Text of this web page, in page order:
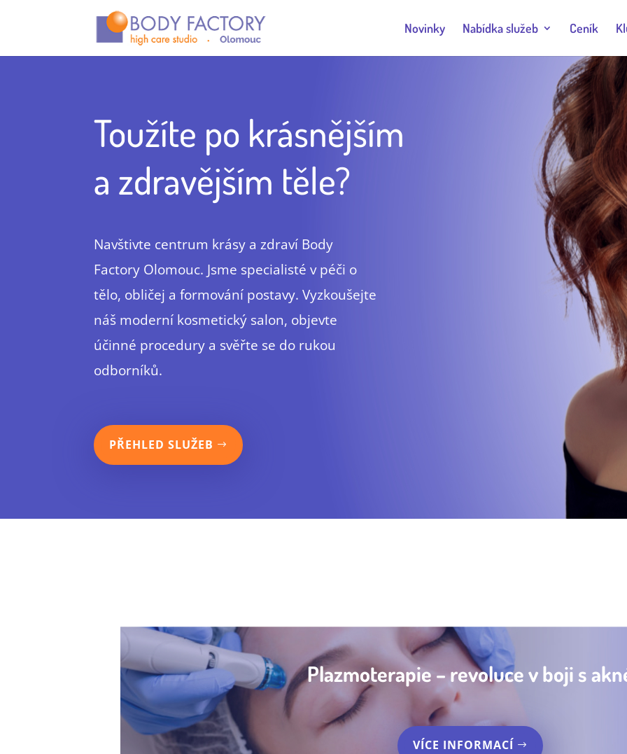
Novinky Nabídka služeb Ceník
Toužíte po krásnějším
a zdravějším těle?
Navštivte centrum krásy a zdraví Body
Factory Olomouc. Jsme specialisté v péči o
tělo, obličej a formování postavy. Vyzkoušejte
náš moderní kosmetický salon, objevte
účinné procedury a svěřte se do rukou
odborníků.
PŘEHLED SLUŽEB
Plazmoterapie – revoluce v boji s
VÍCE INFORMACÍ